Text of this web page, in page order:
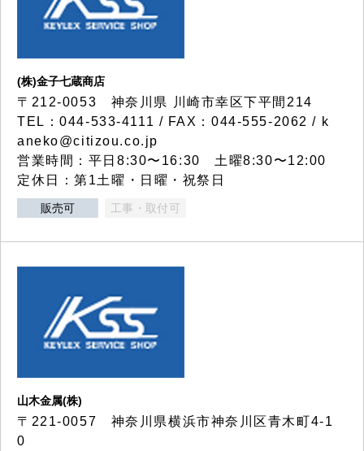
(株)金子七蔵商店
〒212-0053 神奈川県 川崎市幸区下平間214
TEL：044-533-4111 / FAX：044-555-2062 / k
aneko@citizou.co.jp
営業時間：平日8:30〜16:30 土曜8:30〜12:00
定休日：第1土曜・日曜・祝祭日
販売可 工事・取付可
山木金属(株)
〒221-0057 神奈川県横浜市神奈川区青木町4-1
0